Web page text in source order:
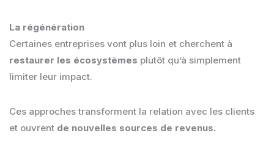
La régénération
Certaines entreprises vont plus loin et cherchent à
restaurer les écosystèmes plutôt qu’à simplement
limiter leur impact.
Ces approches transforment la relation avec les clients
et ouvrent de nouvelles sources de revenus.